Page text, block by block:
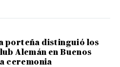
porteña distinguió los
Alemán en Buenos
ceremonia